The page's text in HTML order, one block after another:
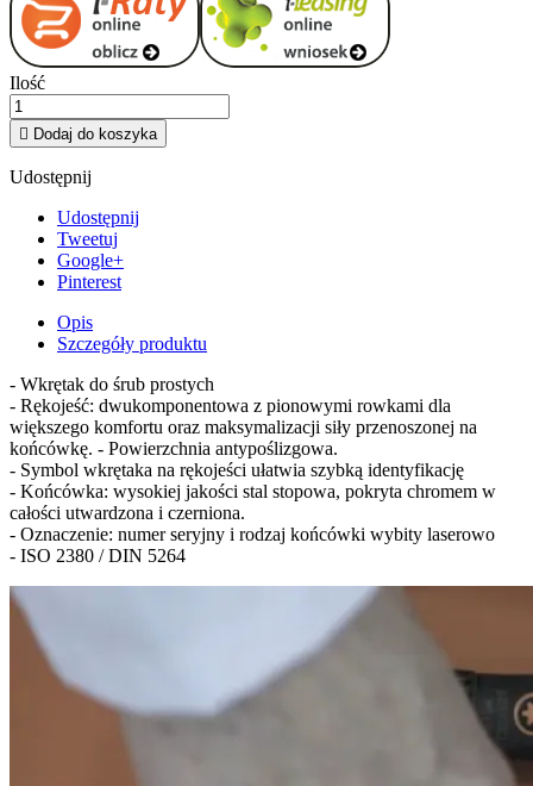
Ilość
 Dodaj do koszyka
Udostępnij
Udostępnij
Tweetuj
Google+
Pinterest
Opis
Szczegóły produktu
- Wkrętak do śrub prostych
- Rękojeść: dwukomponentowa z pionowymi rowkami dla
większego komfortu oraz maksymalizacji siły przenoszonej na
końcówkę. - Powierzchnia antypoślizgowa.
- Symbol wkrętaka na rękojeści ułatwia szybką identyfikację
- Końcówka: wysokiej jakości stal stopowa, pokryta chromem w
całości utwardzona i czerniona.
- Oznaczenie: numer seryjny i rodzaj końcówki wybity laserowo
- ISO 2380 / DIN 5264